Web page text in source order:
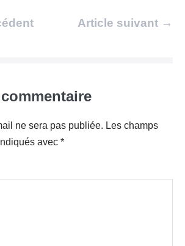
Article suivant →
ne sera pas publiée. Les champs
avec *